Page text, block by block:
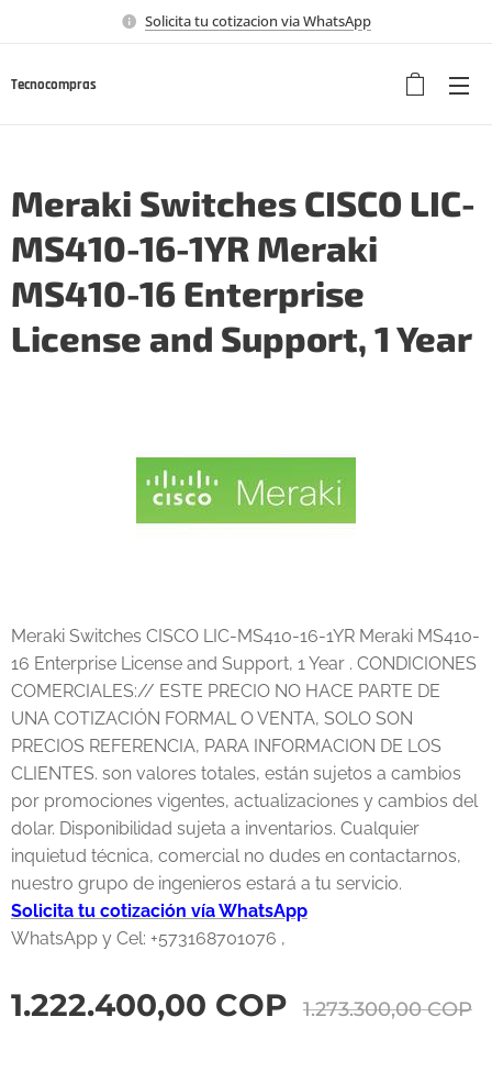
Solicita tu cotizacion via WhatsApp
Tecnocompras
Meraki Switches CISCO LIC-
MS410-16-1YR Meraki
MS410-16 Enterprise
License and Support, 1 Year
Meraki Switches CISCO LIC-MS410-16-1YR Meraki MS410-
16 Enterprise License and Support, 1 Year . CONDICIONES
COMERCIALES:// ESTE PRECIO NO HACE PARTE DE
UNA COTIZACIÓN FORMAL O VENTA, SOLO SON
PRECIOS REFERENCIA, PARA INFORMACION DE LOS
CLIENTES. son valores totales, están sujetos a cambios
por promociones vigentes, actualizaciones y cambios del
dolar. Disponibilidad sujeta a inventarios. Cualquier
inquietud técnica, comercial no dudes en contactarnos,
nuestro grupo de ingenieros estará a tu servicio.
Solicita tu cotización vía WhatsApp
WhatsApp y Cel: +573168701076 ,
1.222.400,00 COP 1.273.300,00COP